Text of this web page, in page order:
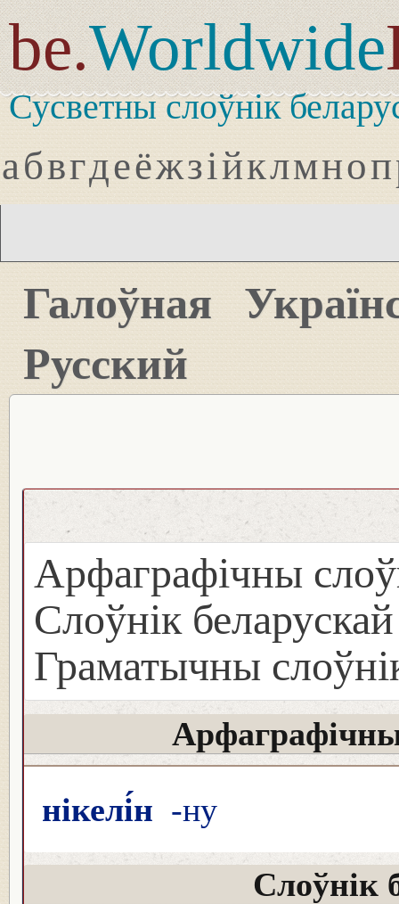
be.Worldwide
Сусветны слоўнік
абвгдеёжзійклмноп
Галоўная
Русский
Арфаграфічны
Слоўнік
Граматычны
нікелі́н -ну
Слоўнік